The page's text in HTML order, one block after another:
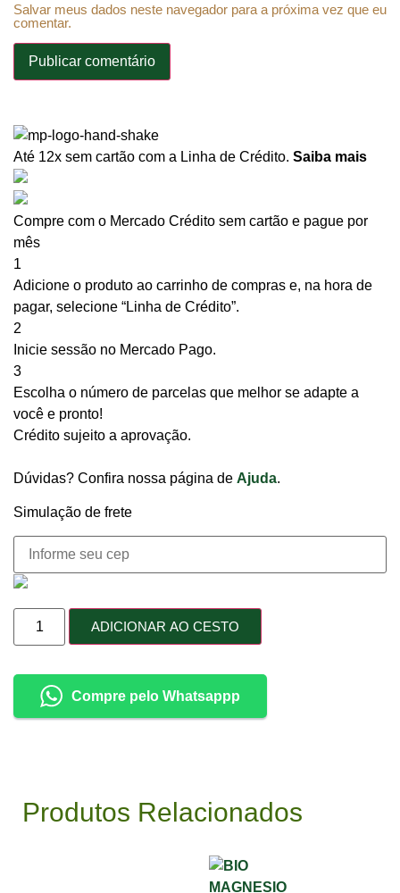
Salvar meus dados neste navegador para a próxima vez que eu
comentar.
Até 12x sem cartão com a Linha de Crédito. Saiba mais
Compre com o Mercado Crédito sem cartão e pague por
mês
1
Adicione o produto ao carrinho de compras e, na hora de
pagar, selecione “Linha de Crédito”.
2
Inicie sessão no Mercado Pago.
3
Escolha o número de parcelas que melhor se adapte a
você e pronto!
Crédito sujeito a aprovação.
Dúvidas? Confira nossa página de Ajuda.
Simulação de frete
ADICIONAR AO CESTO
Compre pelo Whatsappp
Produtos Relacionados